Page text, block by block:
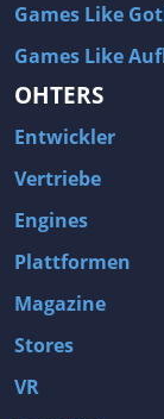
Games Like
Games Like
OHTERS
Entwickler
Vertriebe
Engines
Plattformen
Magazine
Stores
VR